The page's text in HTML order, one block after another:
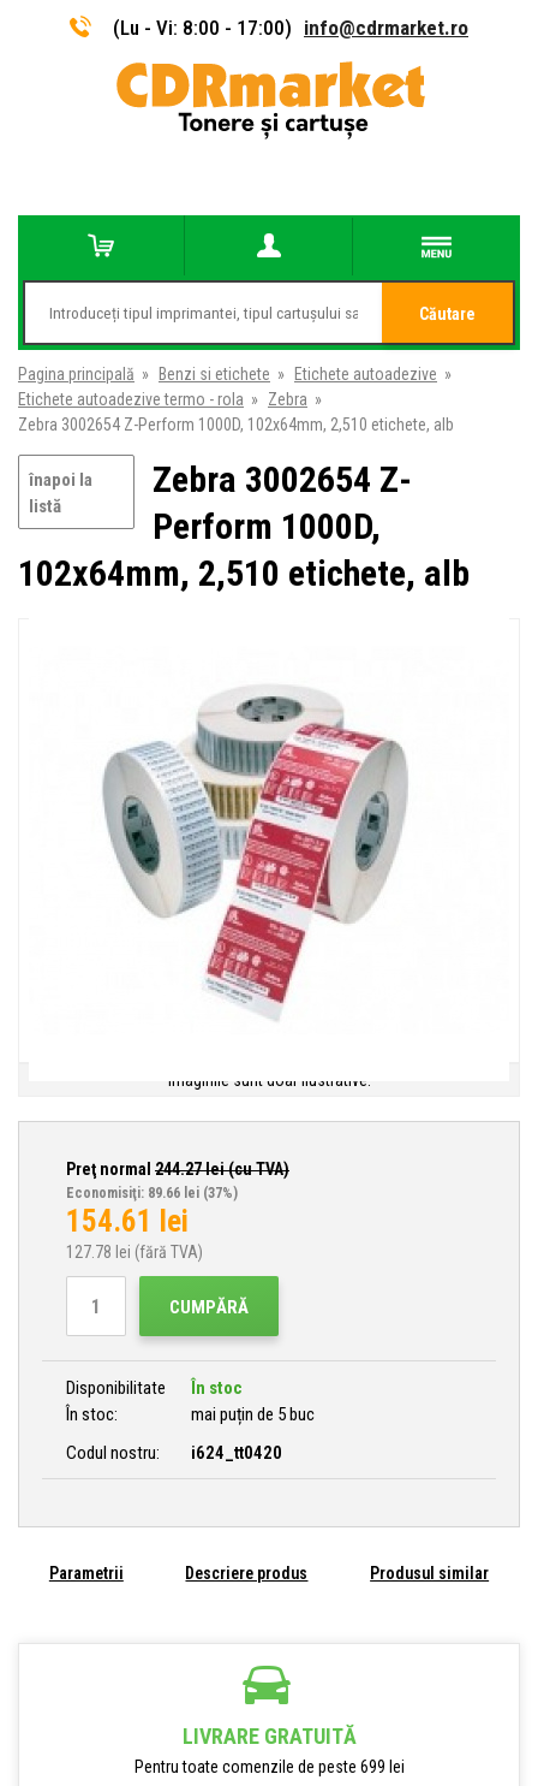
(Lu - Vi: 8:00 - 17:00) info@cdrmarket.ro
Căutare
Pagina principală » Benzi si etichete » Etichete autoadezive »
Etichete autoadezive termo - rola » Zebra »
Zebra 3002654 Z-Perform 1000D, 102x64mm, 2,510 etichete, alb
înapoi la
listă
Zebra 3002654 Z-
Perform 1000D,
102x64mm, 2,510 etichete, alb
Imaginile sunt doar ilustrative.
Preţ normal 244.27lei (cu TVA)
Economisiţi: 89.66 lei (37%)
154.61 lei
127.78 lei (fără TVA)
CUMPĂRĂ
Disponibilitate
În stoc
În stoc:
mai puțin de 5 buc
Codul nostru:
i624_tt0420
Parametrii Descriere produs Produsul similar
LIVRARE GRATUITĂ
Pentru toate comenzile de peste 699 lei